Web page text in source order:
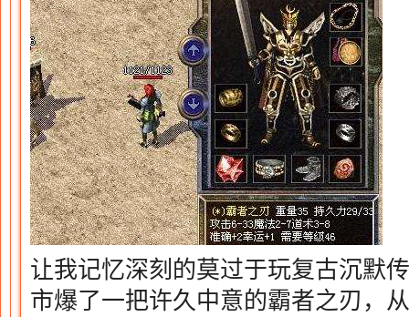
让我记忆深刻的莫过于玩复古沉默
市爆了一把许久中意的霸者之刃，